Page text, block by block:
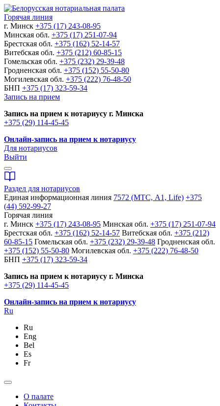
Горячая линия
г. Минск +375 (17) 243-08-95
Минская обл. +375 (17) 251-07-94
Брестская обл. +375 (162) 52-14-57
Витебская обл. +375 (212) 60-85-15
Гомельская обл. +375 (232) 29-39-48
Гродненская обл. +375 (152) 55-50-80
Могилевская обл. +375 (222) 76-48-50
БНП +375 (17) 323-59-34
Запись на прием
Запись на прием к нотариусу г. Минска
+375 (29) 114-45-45
Онлайн-запись на прием к нотариусу
Для нотариусов
Выйти
Раздел для нотариусов
Единая информационная линия 7572 (МТС, A1, Life) +375
(44) 592-99-27
Горячая линия
г. Минск +375 (17) 243-08-95 Минская обл. +375 (17) 251-07-94
Брестская обл. +375 (162) 52-14-57 Витебская обл. +375 (212)
60-85-15 Гомельская обл. +375 (232) 29-39-48 Гродненская обл.
+375 (152) 55-50-80 Могилевская обл. +375 (222) 76-48-50
БНП +375 (17) 323-59-34
Запись на прием к нотариусу г. Минска
+375 (29) 114-45-45
Онлайн-запись на прием к нотариусу
Ru
Ru
Eng
Bel
Es
Fr
О палате